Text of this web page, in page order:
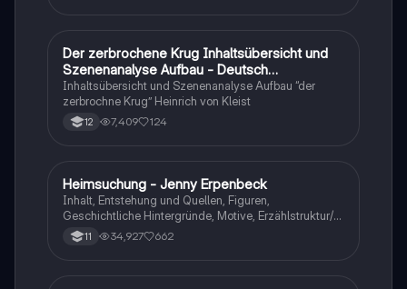
Deutsch
Der zerbrochene Krug Inhaltsübersicht und
Szenenanalyse Aufbau - Deutsch
Q1/Q2/Abitur
Inhaltsübersicht und Szenenanalyse Aufbau “der
zerbrochne Krug” Heinrich von Kleist
12 7,409 124
Deutsch
Heimsuchung - Jenny Erpenbeck
Inhalt, Entstehung und Quellen, Figuren,
Geschichtliche Hintergründe, Motive, Erzählstruktur/-
stil 11 34,927 662